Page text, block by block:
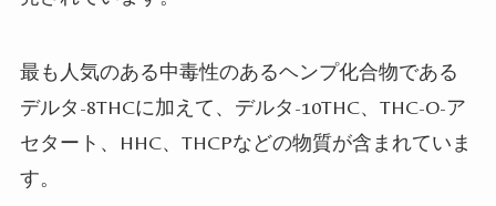
最も人気のある中毒性のあるヘンプ化合物である
デルタ-8THCに加えて、デルタ-10THC、THC-O-ア
セタート、HHC、THCPなどの物質が含まれていま
す。